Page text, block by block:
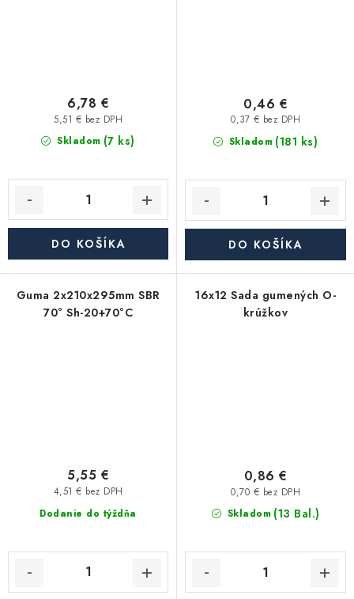
Skladom (7 ks)
5,51 € bez DPH
6,78 €
DO KOŠÍKA
Skladom (181 ks)
0,37 € bez DPH
0,46 €
DO KOŠÍKA
Guma 2x210x295mm SBR
70° Sh-20+70°C
Dodanie do týždňa
4,51 € bez DPH
5,55 €
16x12 Sada gumených O-
krúžkov
Skladom (13 Bal.)
0,70 € bez DPH
0,86 €